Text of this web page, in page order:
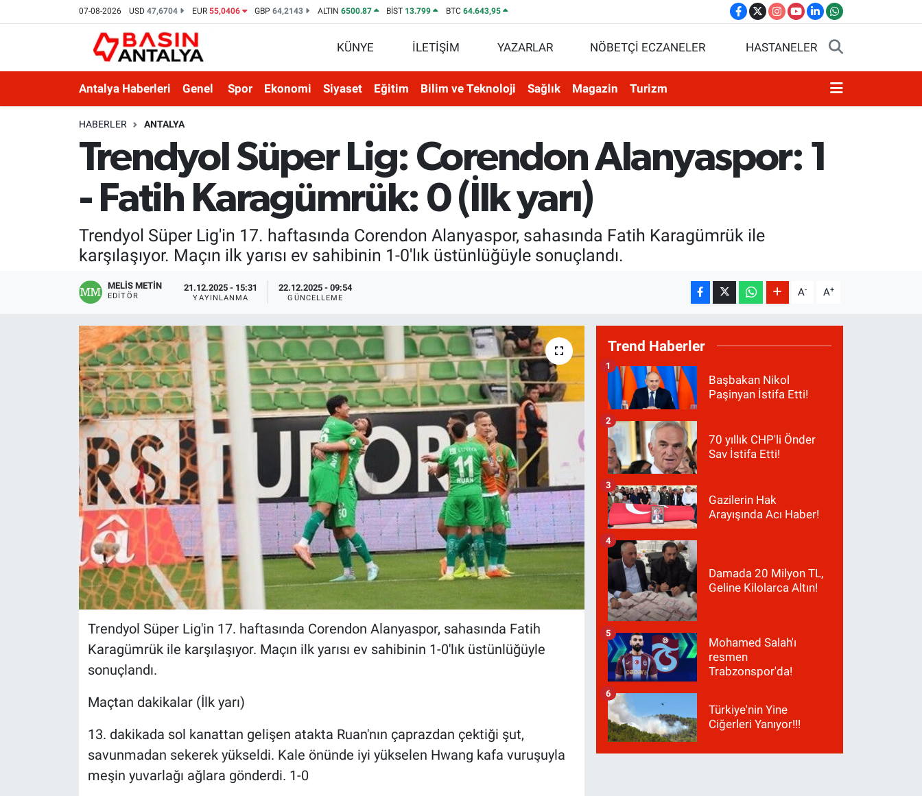
07-08-2026 USD47,6704 EUR 55,0406 GBP64,2143 ALTIN 6500.87 BİST 13.799 BTC 64.643,95
KÜNYE İLETİŞİM YAZARLAR NÖBETÇİ ECZANELER HASTANELER
Antalya Haberleri Genel Spor Ekonomi Siyaset Eğitim Bilim ve Teknoloji Sağlık Magazin Turizm
HABERLER ANTALYA
Trendyol Süper Lig: Corendon Alanyaspor: 1
- Fatih Karagümrük: 0 (İlk yarı)
Trendyol Süper Lig'in 17. haftasında Corendon Alanyaspor, sahasında Fatih Karagümrük ile
karşılaşıyor. Maçın ilk yarısı ev sahibinin 1-0'lık üstünlüğüyle sonuçlandı.
MELİS METİN
EDITÖR
21.12.2025 - 15:31
YAYINLANMA
22.12.2025 - 09:54
GÜNCELLEME A- A+
Trendyol Süper Lig'in 17. haftasında Corendon Alanyaspor, sahasında Fatih
Karagümrük ile karşılaşıyor. Maçın ilk yarısı ev sahibinin 1-0'lık üstünlüğüyle
sonuçlandı.
Maçtan dakikalar (İlk yarı)
13. dakikada sol kanattan gelişen atakta Ruan'nın çaprazdan çektiği şut,
savunmadan sekerek yükseldi. Kale önünde iyi yükselen Hwang kafa vuruşuyla
meşin yuvarlağı ağlara gönderdi. 1-0
Trend Haberler
Başbakan Nikol
Paşinyan İstifa Etti!
1
70 yıllık CHP'li Önder
Sav İstifa Etti!
2
Gazilerin Hak
Arayışında Acı Haber!
3
Damada 20 Milyon TL,
Geline Kilolarca Altın!
4
Mohamed Salah'ı
resmen
Trabzonspor'da!
5
Türkiye'nin Yine
Ciğerleri Yanıyor!!!
6